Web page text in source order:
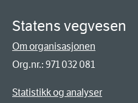
Statens vegvesen
Om organisasjonen
Org.nr.: 971 032 081
Statistikk og analyser